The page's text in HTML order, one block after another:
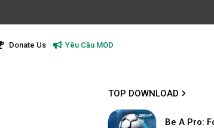
Donate Us Yêu Cầu MOD
TOP DOWNLOAD
Be A Pro: